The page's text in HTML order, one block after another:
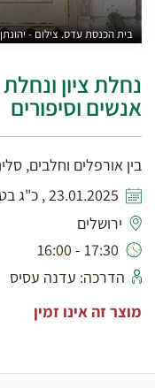
בית הכנסת עדס. צילום -
נחלת ציון
אנשים וסיפורים
בין אורפלים וחלבים,
23.01.2025 , כ"ג בטבת
ירושלים
17:30 - 16:00
הדרכה: עדנה עסיס
מוצר זה אינו זמין